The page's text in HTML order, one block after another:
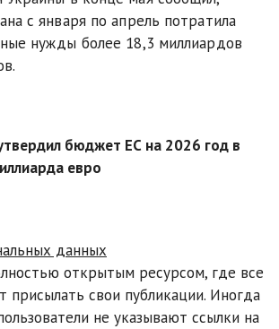
с января по апрель потратила
нужды более 18,3 миллиардов
бюджет ЕС на 2026 год в
евро
данных
открытым ресурсом, где все
присылать свои публикации. Иногда
не указывают ссылки на